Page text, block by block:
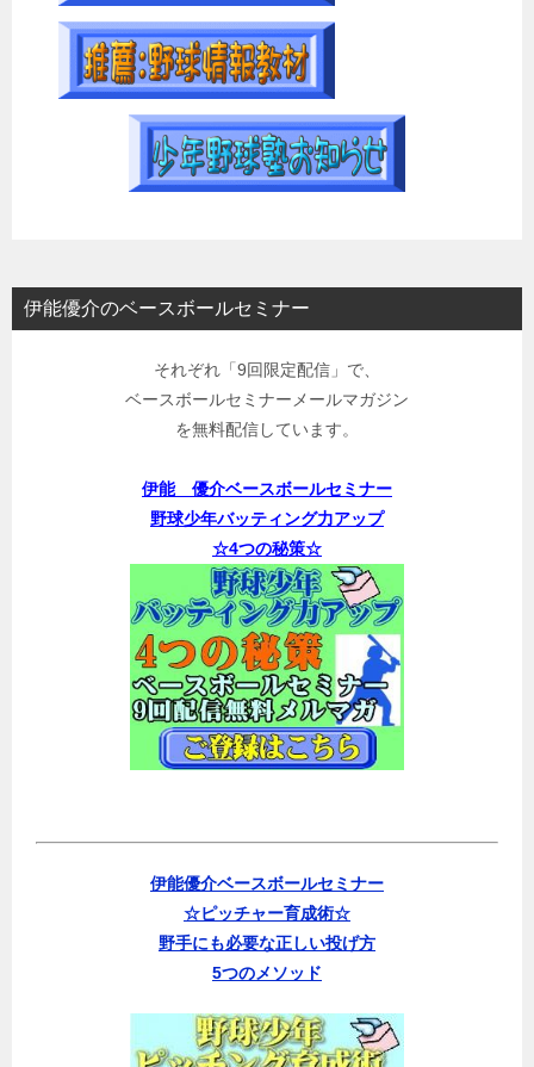
伊能優介のベースボールセミナー
それぞれ「9回限定配信」で、
ベースボールセミナーメールマガジン
を無料配信しています。
伊能 優介ベースボールセミナー
野球少年バッティング力アップ
☆4つの秘策☆
伊能優介ベースボールセミナー
☆ピッチャー育成術☆
野手にも必要な正しい投げ方
5つのメソッド